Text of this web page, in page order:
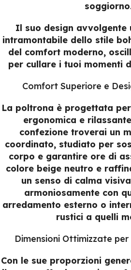
Il suo design avvolgente
intramontabile dello stile
del comfort moderno,
per cullare i tuoi momenti
Comfort Superiore e
La poltrona è progettata
ergonomica e
confezione troverai un
coordinato, studiato per
corpo e garantire ore di
colore beige neutro e
un senso di calma
armoniosamente con
arredamento esterno o
rustici a quelli
Dimensioni Ottimizzate
Con le sue proporzioni